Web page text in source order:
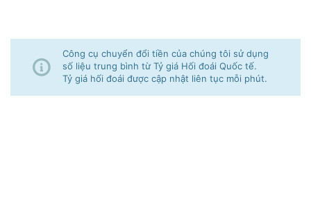
Công cụ chuyển đổi tiền của chúng tôi sử dụng
số liệu trung bình từ Tỷ giá Hối đoái Quốc tế.
Tỷ giá hối đoái được cập nhật liên tục mỗi phút.